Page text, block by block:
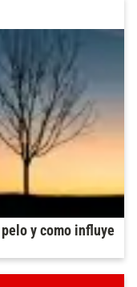
y como influye